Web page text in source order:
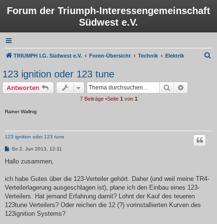
Forum der Triumph-Interessengemeinschaft
Südwest e.V.
TRIUMPH I.G. Südwest e.V. Foren-Übersicht Technik Elektrik
123 ignition oder 123 tune
Antworten Suche
7 Beiträge •Seite 1 von 1
Rainer Wallnig
123 ignition oder 123 tune
B
i
a
So 2. Jun 2013, 12:11
Hallo zusammen,
ich habe Gutes über die 123-Verteiler gehört. Daher (und weil meine TR4-
Verteilerlagerung ausgeschlagen ist), plane ich den Einbau eines 123-
Verteilers. Hat jemand Erfahrung damit? Lohnt der Kauf des teueren
123tune Verteilers? Oder reichen die 12 (?) vorinstallierten Kurven des
123ignition Systems?